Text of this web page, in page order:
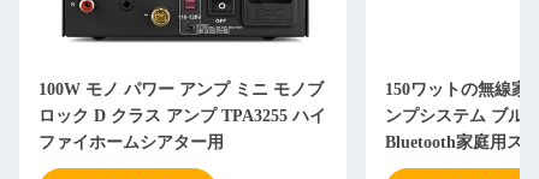
100W モノ パワー アンプ ミニ モノブ
ロック D クラス アンプ TPA3255 ハイ
ファイホームシアター用
150ワットの無線家
ンプシステム ブル
Bluetooth家庭用ス
アンプ